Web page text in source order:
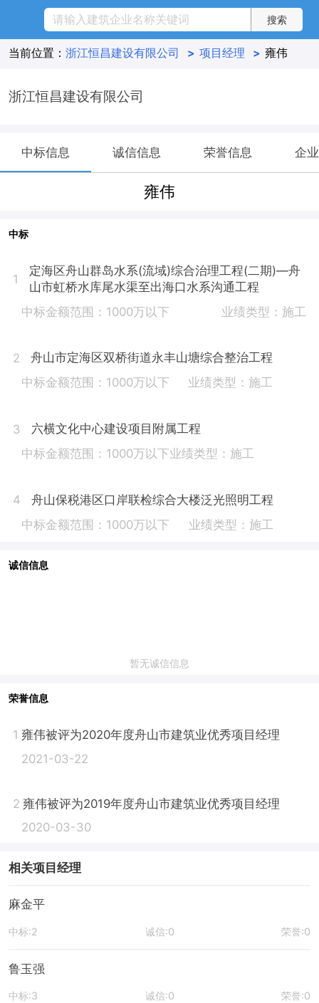
当前位置： 浙江恒昌建设有限公司 > 项目经理 > 雍伟
浙江恒昌建设有限公司
中标信息 诚信信息 荣誉信息 企
雍伟
中标
1
定海区舟山群岛水系(流域)综合治理工程(二期)—舟
山市虹桥水库尾水渠至出海口水系沟通工程
中标金额范围：1000万以下
业绩类型：施工
2
舟山市定海区双桥街道永丰山塘综合整治工程
中标金额范围：1000万以下
业绩类型：施工
3
六横文化中心建设项目附属工程
中标金额范围：1000万以下业绩类型：施工
4
舟山保税港区口岸联检综合大楼泛光照明工程
中标金额范围：1000万以下
业绩类型：施工
诚信信息
暂无诚信信息
荣誉信息
1 雍伟被评为2020年度舟山市建筑业优秀项目经理
2021-03-22
2 雍伟被评为2019年度舟山市建筑业优秀项目经理
2020-03-30
相关项目经理
麻金平
中标:2 诚信:0 荣誉:0
鲁玉强
中标:3 诚信:0 荣誉:0